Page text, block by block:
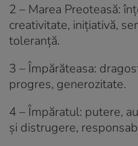
2 – Marea Preoteasă:
creativitate, inițiativă,
toleranță.
3 – Împărăteasa:
progres, generozitate.
4 – Împăratul: putere,
și distrugere,